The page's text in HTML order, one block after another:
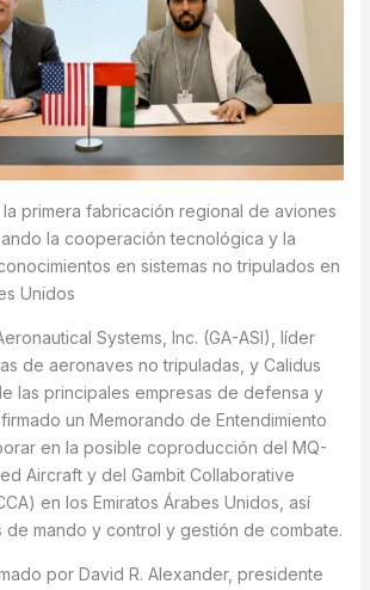
primera fabricación regional de aviones
la cooperación tecnológica y la
en sistemas no tripulados en
Unidos
Systems, Inc. (GA-ASI), líder
de aeronaves no tripuladas, y Calidus
las principales empresas de defensa y
un Memorando de Entendimiento
en la posible coproducción del MQ-
Aircraft y del Gambit Collaborative
en los Emiratos Árabes Unidos, así
de mando y control y gestión de combate.
por David R. Alexander, presidente